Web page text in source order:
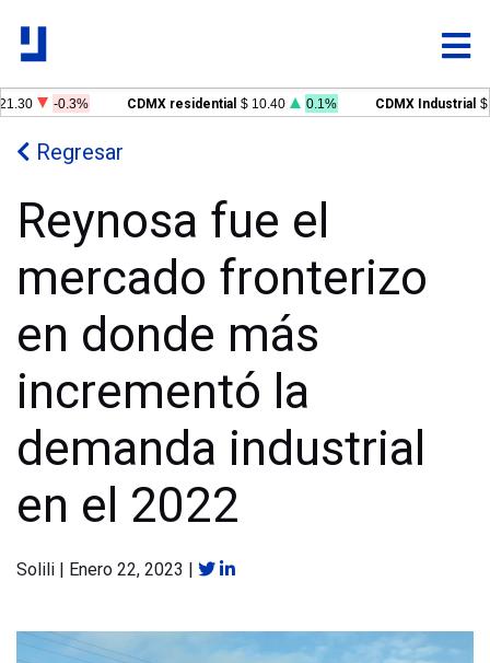
-0.3% CDMX residential $ 10.40 0.1% CDMX Industrial $
Regresar
Reynosa fue el
mercado fronterizo
en donde más
incrementó la
demanda industrial
en el 2022
Solili | Enero 22, 2023 |